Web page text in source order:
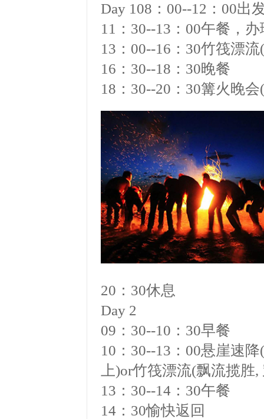
Day 108：00--12：00出
11 ： 30--13 ： 00午餐，办
13 ： 00--16 ： 30竹筏漂流
16 ： 30--18 ： 30晚餐
18 ： 30--20 ： 30篝火晚会
20 ： 30休息
Day 2
09 ： 30--10 ： 30早餐
10 ： 30--13 ： 00悬崖速降
上)or竹筏漂流(飘流揽胜
13 ： 30--14 ： 30午餐
14 ： 30愉快返回